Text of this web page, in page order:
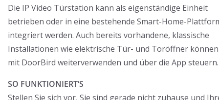
Die IP Video Türstation kann als eigenständige Einheit
betrieben oder in eine bestehende Smart-Home-
integriert werden. Auch bereits vorhandene, klassische
Installationen wie elektrische Tür- und Toröffner können
mit DoorBird weiterverwenden und über die App steuern.
SO FUNKTIONIERT‘S
Stellen Sie sich vor, Sie sind gerade nicht zuhause und